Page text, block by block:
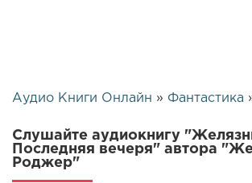
Аудио Книги Онлайн » Фантастика
Слушайте аудиокнигу
Последняя вечеря" автора
Роджер"